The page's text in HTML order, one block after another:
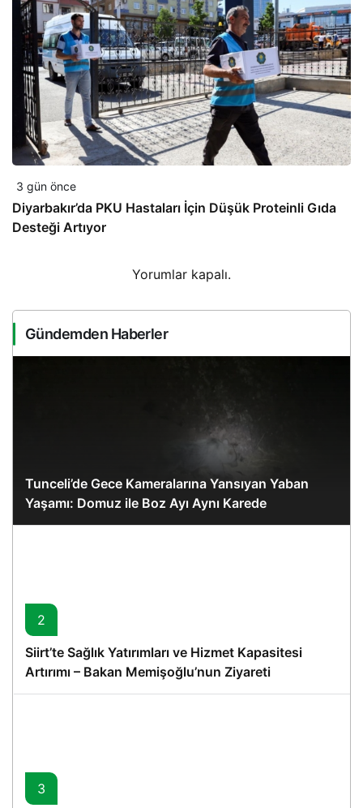
3 gün önce
Diyarbakır’da PKU Hastaları İçin Düşük Proteinli Gıda
Desteği Artıyor
Yorumlar kapalı.
Gündemden Haberler
Tunceli’de Gece Kameralarına Yansıyan Yaban
Yaşamı: Domuz ile Boz Ayı Aynı Karede
2
Siirt’te Sağlık Yatırımları ve Hizmet Kapasitesi
Artırımı – Bakan Memişoğlu’nun Ziyareti
3